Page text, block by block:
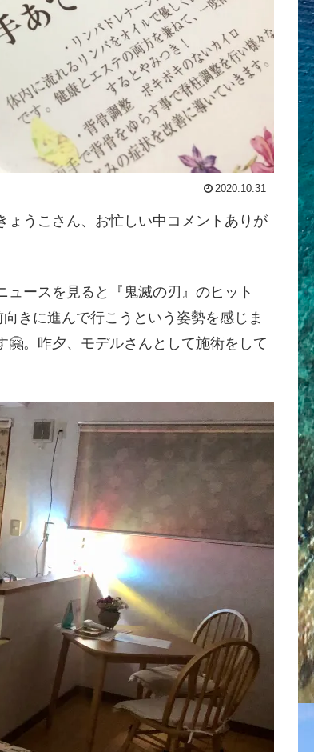
2020.10.31
ょうこさん、お忙しい中コメントありが
ースを見ると『鬼滅の刃』のヒット
きに進んで行こうという姿勢を感じま
。昨夕、モデルさんとして施術をして